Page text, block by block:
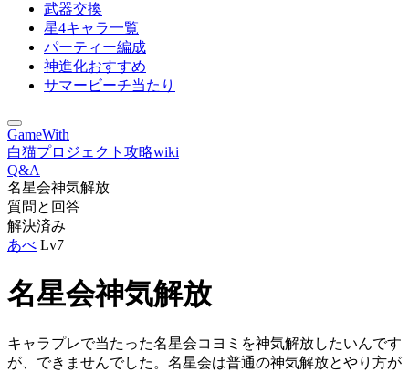
武器交換
星4キャラ一覧
パーティー編成
神進化おすすめ
サマービーチ当たり
GameWith
白猫プロジェクト攻略wiki
Q&A
名星会神気解放
質問と回答
解決済み
あべ Lv7
名星会神気解放
キャラプレで当たった名星会コヨミを神気解放したいんです
が、できませんでした。名星会は普通の神気解放とやり方が